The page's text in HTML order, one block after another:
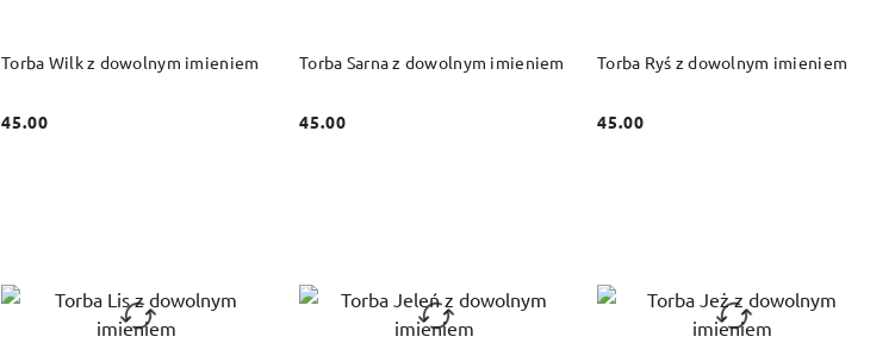
Torba Wilk z dowolnym imieniem
Cena:
45.00
Torba Sarna z dowolnym imieniem
Cena:
45.00
Torba Ryś z dowolnym imieniem
Cena:
45.00